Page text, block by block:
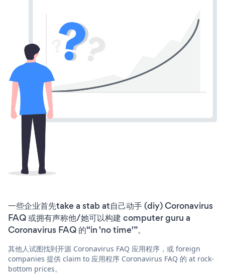
一些企业首先take a stab at自己动手 (diy) Coronavirus
FAQ 或拥有声称他/她可以构建 computer guru a
Coronavirus FAQ 的“in 'no time'”。
其他人试图找到开源 Coronavirus FAQ 应用程序，或 foreign
companies 提供 claim to 应用程序 Coronavirus FAQ 的 at rock-
bottom prices。